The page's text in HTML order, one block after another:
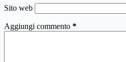
Sito web
Aggiungi commento *